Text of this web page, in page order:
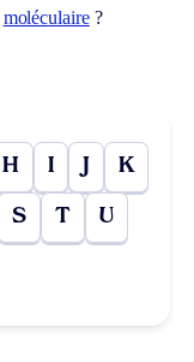
moléculaire?
H I J K
S T U